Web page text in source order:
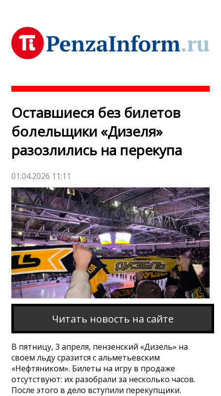
Оставшиеся без билетов
болельщики «Дизеля»
разозлились на перекупа
01.04.2026 11:11
Читать новость на сайте
В пятницу, 3 апреля, пензенский «Дизель» на
своем льду сразится с альметьевским
«Нефтяником». Билеты на игру в продаже
отсутствуют: их разобрали за несколько часов.
После этого в дело вступили перекупщики.